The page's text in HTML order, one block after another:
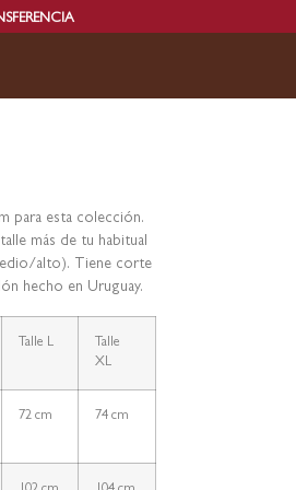
para esta colección.
más de tu habitual
alto). Tiene corte
hecho en Uruguay.
Talle L
Talle
XL
72 cm 74 cm